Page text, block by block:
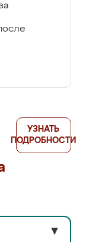
УЗНАТЬ
ПОДРОБНОСТИ
▼